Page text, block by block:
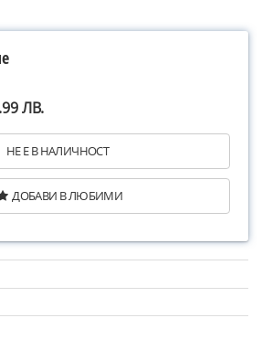
ЛВ.
НЕ Е В НАЛИЧНОСТ
ДОБАВИ В ЛЮБИМИ